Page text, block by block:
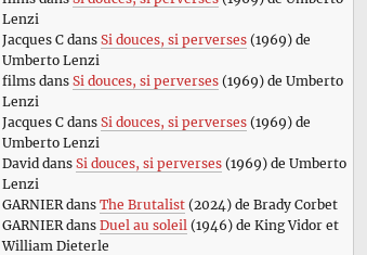
Lenzi
Jacques Cdans Si douces, si perverses(1969) de
Umberto Lenzi
filmsdans Si douces, si perverses(1969) de Umberto
Lenzi
Jacques Cdans Si douces, si perverses(1969) de
Umberto Lenzi
David dans Si douces, si perverses(1969) de Umberto
Lenzi
GARNIERdans The Brutalist(2024) de Brady Corbet
GARNIERdans Duel au soleil (1946) de King Vidor et
William Dieterle